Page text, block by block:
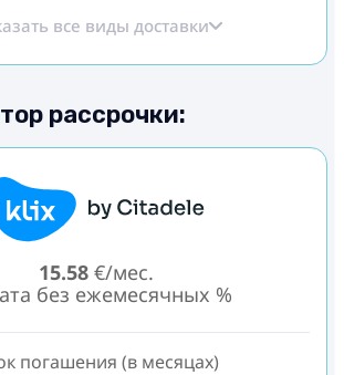
все виды доставки
рассрочки:
15.58 €/мес.
без ежемесячных %
погашения (в месяцах)